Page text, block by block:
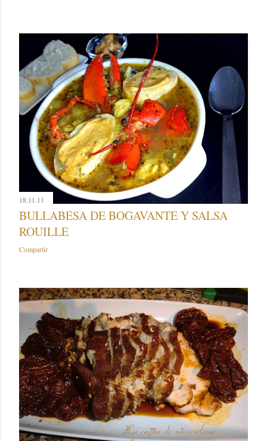
18.11.11
BULLABESA DE BOGAVANTE Y SALSA
ROUILLE
Compartir